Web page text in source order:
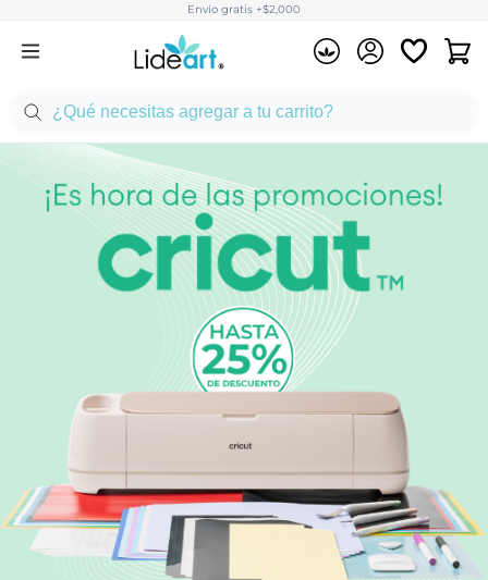
Envío gratis +$2,000